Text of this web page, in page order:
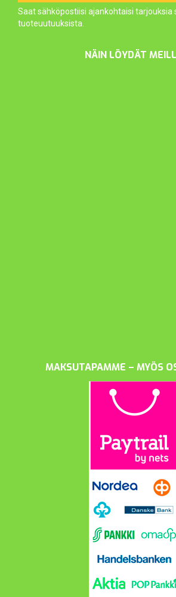
Saat sähköpostiisi ajankohtaisi tarjouksia
tuoteuutuuksista.
NÄIN LÖYDÄT
MAKSUTAPAMME – MYÖS